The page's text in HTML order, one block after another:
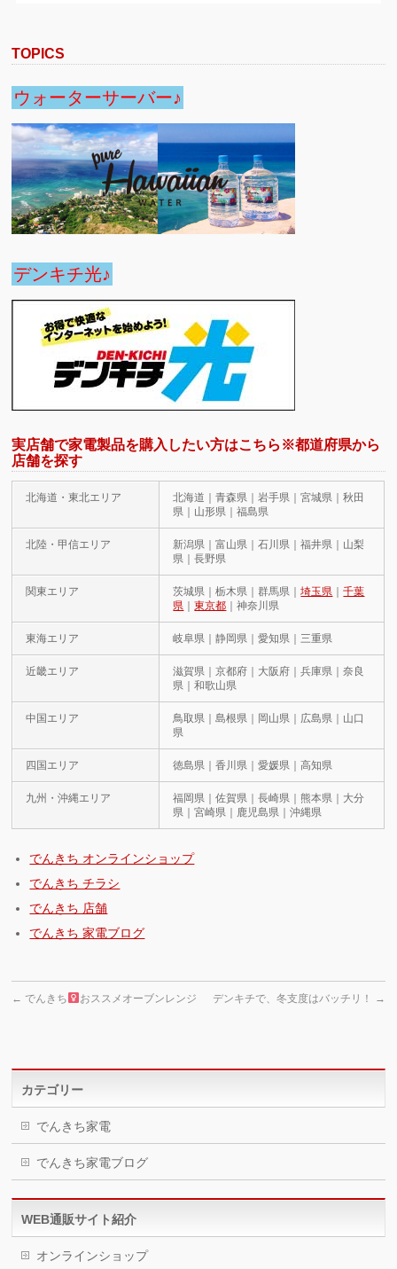
TOPICS
ウォーターサーバー♪
デンキチ光♪
実店舗で家電製品を購入したい方はこちら※都道府県から
店舗を探す
北海道・東北エリア
北海道｜青森県｜岩手県｜宮城県｜秋田
県｜山形県｜福島県
北陸・甲信エリア
新潟県｜富山県｜石川県｜福井県｜山梨
県｜長野県
関東エリア 茨城県｜栃木県｜群馬県｜埼玉県 ｜千葉
県 ｜東京都 ｜神奈川県
東海エリア 岐阜県｜静岡県｜愛知県｜三重県
近畿エリア
滋賀県｜京都府｜大阪府｜兵庫県｜奈良
県｜和歌山県
中国エリア
鳥取県｜島根県｜岡山県｜広島県｜山口
県
四国エリア 徳島県｜香川県｜愛媛県｜高知県
九州・沖縄エリア
福岡県｜佐賀県｜長崎県｜熊本県｜大分
県｜宮崎県｜鹿児島県｜沖縄県
でんきち オンラインショップ
でんきち チラシ
でんきち 店舗
でんきち 家電ブログ
← でんきち おススメオーブンレンジ デンキチで、冬支度はバッチリ！ →
カテゴリー
でんきち家電
でんきち家電ブログ
WEB通販サイト紹介
オンラインショップ